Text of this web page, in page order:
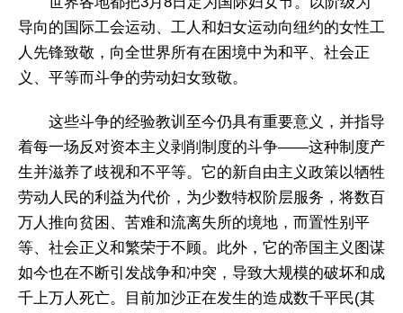
导向的国际工会运动、工人和妇女运动向纽约的女性工
人先锋致敬，向全世界所有在困境中为和平、社会正
义、平等而斗争的劳动妇女致敬。
这些斗争的经验教训至今仍具有重要意义，并指导
着每一场反对资本主义剥削制度的斗争——这种制度产
生并滋养了歧视和不平等。它的新自由主义政策以牺牲
劳动人民的利益为代价，为少数特权阶层服务，将数百
万人推向贫困、苦难和流离失所的境地，而置性别平
等、社会正义和繁荣于不顾。此外，它的帝国主义图谋
如今也在不断引发战争和冲突，导致大规模的破坏和成
千上万人死亡。目前加沙正在发生的造成数千平民(其